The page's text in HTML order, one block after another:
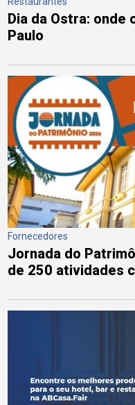
Dia da Ostra: onde
Paulo
Fornecedores
Jornada do
de 250 atividades